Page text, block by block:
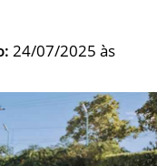
24/07/2025 às